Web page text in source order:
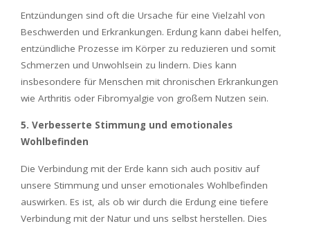
Entzündungen sind oft die Ursache für eine Vielzahl von
Beschwerden und Erkrankungen. Erdung kann dabei helfen,
entzündliche Prozesse im Körper zu reduzieren und somit
Schmerzen und Unwohlsein zu lindern. Dies kann
insbesondere für Menschen mit chronischen Erkrankungen
wie Arthritis oder Fibromyalgie von großem Nutzen sein.
5. Verbesserte Stimmung und emotionales
Wohlbefinden
Die Verbindung mit der Erde kann sich auch positiv auf
unsere Stimmung und unser emotionales Wohlbefinden
auswirken. Es ist, als ob wir durch die Erdung eine tiefere
Verbindung mit der Natur und uns selbst herstellen. Dies